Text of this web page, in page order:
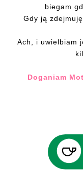
biegam
Gdy ją
Ach, i uwielbiam
Doganiam